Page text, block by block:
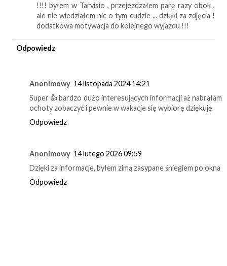
!!!! byłem w Tarvisio , przejezdzałem parę razy obok ,
ale nie wiedziałem nic o tym cudzie ... dzięki za zdjęcia !
dodatkowa motywacja do kolejnego wyjazdu !!!
Odpowiedz
Anonimowy 14 listopada 2024 14:21
Super 👍 bardzo dużo interesujących informacji aż nabrałam
ochoty zobaczyć i pewnie w wakacje się wybiorę dziękuję
Odpowiedz
Anonimowy 14 lutego 2026 09:59
Dzięki za informacje, byłem zimą zasypane śniegiem po okna
Odpowiedz